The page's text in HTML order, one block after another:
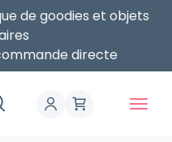
de goodies et objets
directe